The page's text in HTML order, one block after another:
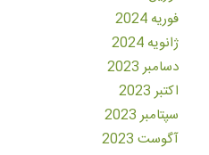
فوریه 2024
ژانویه 2024
دسامبر 2023
اکتبر 2023
سپتامبر 2023
آگوست 2023